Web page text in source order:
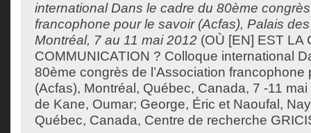
international Dans le cadre du 80ème
francophone pour le savoir (Acfas), Palais
Montréal, 7 au 11 mai 2012 (OÙ [EN] EST LA
COMMUNICATION ? Colloque international
80ème congrès de l’Association francophone
(Acfas), Montréal, Québec, Canada, 7 -11
de Kane, Oumar; George, Éric et Naoufal,
Québec, Canada, Centre de recherche